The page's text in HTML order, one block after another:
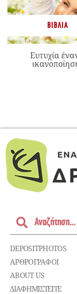
ΒΙΒΛΊΑ
Ευτυχία
DEPOSITPHOTOS
ΑΡΘΡΟΓΡΑΦΟΙ
ABOUT US
ΔΙΑΦΗΜΙΣΤΕΊΤΕ